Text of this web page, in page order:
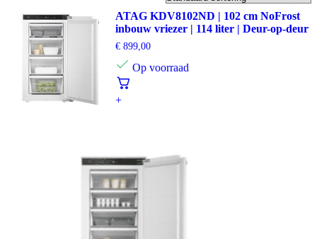
ATAG KDV8102ND | 102 cm NoFrost
inbouw vriezer | 114 liter | Deur-op-deur
€899,00
Op voorraad
+